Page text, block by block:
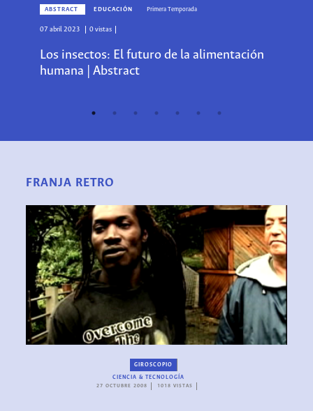
ABSTRACT EDUCACIÓN Primera Temporada
07 abril 2023 0 vistas
Los insectos: El futuro de la alimentación
humana | Abstract
FRANJA RETRO
GIROSCOPIO
CIENCIA & TECNOLOGÍA
27 OCTUBRE 2008
1018 VISTAS